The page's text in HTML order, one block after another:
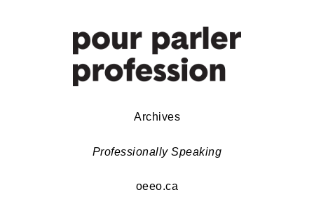
Archives
Professionally Speaking
oeeo.ca